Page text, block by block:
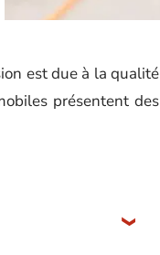
est due à la qualité
présentent des